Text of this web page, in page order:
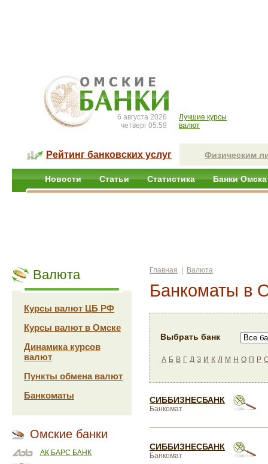
6 августа 2026
четверг 05:59
Лучшие курсы
валют
Рейтинг банковских услуг Физическим
Новости Статьи Статистика Банки Омска
Валюта
Курсы валют ЦБ РФ
Курсы валют в Омске
Динамика курсов
валют
Пункты обмена валют
Банкоматы
Омские банки
АК БАРС БАНК
Главная Валюта
Банкоматы в
Выбрать банк
А Б В Г Д З И К Л М Н О П Р
СИББИЗНЕСБАНК
Банкомат
СИББИЗНЕСБАНК
Банкомат